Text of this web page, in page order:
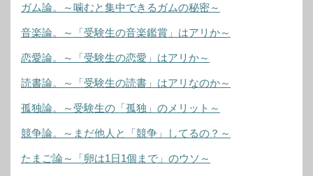
ガム論。～噛むと集中できるガムの秘密～
音楽論。～「受験生の音楽鑑賞」はアリか～
恋愛論。～「受験生の恋愛」はアリか～
読書論。～「受験生の読書」はアリなのか～
孤独論。～受験生の「孤独」のメリット～
競争論。～まだ他人と「競争」してるの？～
たまご論～「卵は1日1個まで」のウソ～